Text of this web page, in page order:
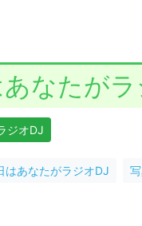
なたが
ジオDJ
はあなたがラジオDJ